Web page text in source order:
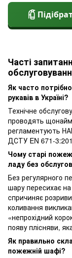
Часті
Як часто
рукавів в Україні?
Технічне
проводять
регламентують
ДСТУ EN 671-
Чому старі
ладу без
Без регулярного
шару пересихає
спричиняє
коливання
«непрохідний
появу плісняви,
Як правильно
пожежній шафі?